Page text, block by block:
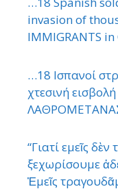
invasion of
IMMIGRANTS in
…18 Ισπανοί
χτεσινή
“Γιατί εμεῖς
ξεχωρίσουμε
Ἐμεῖς